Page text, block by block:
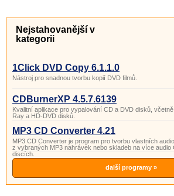
Nejstahovanější v
kategorii
1Click DVD Copy 6.1.1.0
Nástroj pro snadnou tvorbu kopií DVD filmů.
CDBurnerXP 4.5.7.6139
Kvalitní aplikace pro vypalování CD a DVD disků, včetně
Ray a HD-DVD disků.
MP3 CD Converter 4.21
MP3 CD Converter je program pro tvorbu vlastních
z vybraných MP3 nahrávek nebo skladeb na více audio
discích.
další programy »